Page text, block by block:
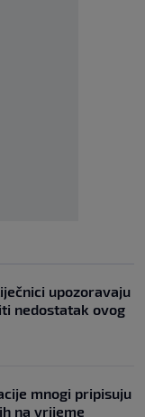
upozoravaju
nedostatak ovog
mnogi pripisuju
na vrijeme